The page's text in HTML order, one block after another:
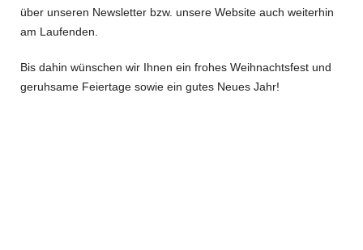
über unseren Newsletter bzw. unsere Website auch weiterhin
am Laufenden.
Bis dahin wünschen wir Ihnen ein frohes Weihnachtsfest und
geruhsame Feiertage sowie ein gutes Neues Jahr!